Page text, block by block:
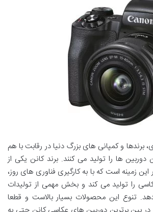
برندها و کمپانی های بزرگ دنیا در رقابت با هم
دوربین ها را تولید می کنند. برند کانن یکی از
زمینه است که با به کارگیری فناوری های روز،
را تولید می کند و بخش مهمی از تولیدات
تنوع این محصولات بسیار بالاست و قطعا